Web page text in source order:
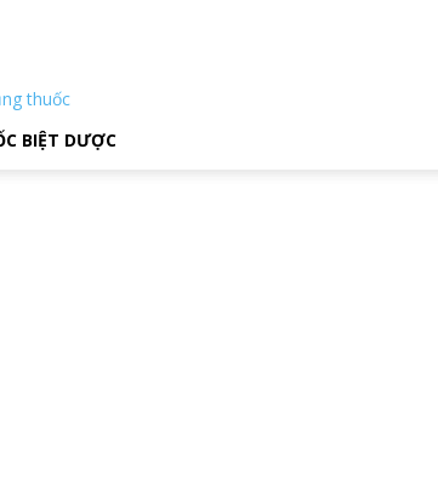
thuốc
BIỆT DƯỢC